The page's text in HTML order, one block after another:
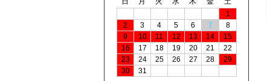
1
2
3 4 5 6 7
8
9
10 11 12 13 14
15
16
17 18 19 20 21
22
23
24 25 26 27 28
29
30
31